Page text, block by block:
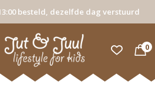
besteld, dezelfde dag verstuurd
0